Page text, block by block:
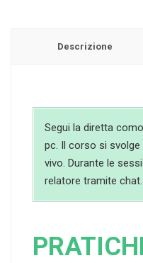
Descrizione
Segui la diretta
pc. Il corso si svolge
vivo. Durante le
relatore tramite chat.